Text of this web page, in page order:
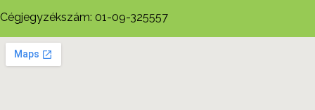
Cégjegyzékszám: 01-09-325557